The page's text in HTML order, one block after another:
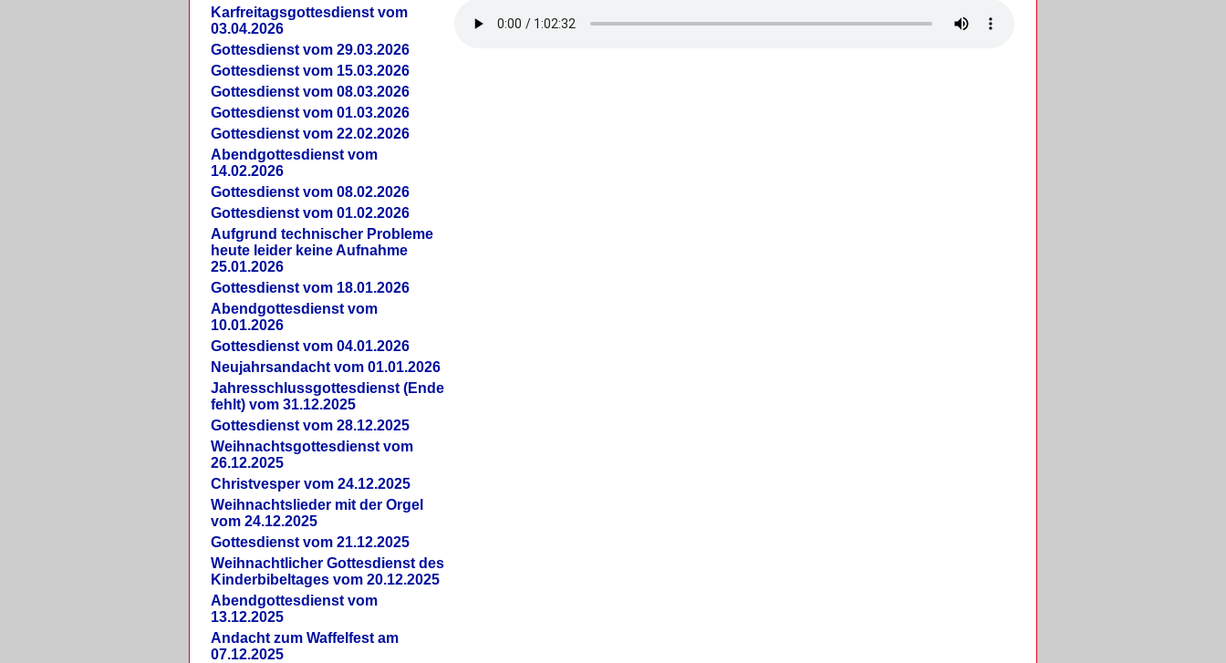
Karfreitagsgottesdienst vom
03.04.2026
Gottesdienst vom 29.03.2026
Gottesdienst vom 15.03.2026
Gottesdienst vom 08.03.2026
Gottesdienst vom 01.03.2026
Gottesdienst vom 22.02.2026
Abendgottesdienst vom
14.02.2026
Gottesdienst vom 08.02.2026
Gottesdienst vom 01.02.2026
Aufgrund technischer Probleme
heute leider keine Aufnahme
25.01.2026
Gottesdienst vom 18.01.2026
Abendgottesdienst vom
10.01.2026
Gottesdienst vom 04.01.2026
Neujahrsandacht vom 01.01.2026
Jahresschlussgottesdienst (Ende
fehlt) vom 31.12.2025
Gottesdienst vom 28.12.2025
Weihnachtsgottesdienst vom
26.12.2025
Christvesper vom 24.12.2025
Weihnachtslieder mit der Orgel
vom 24.12.2025
Gottesdienst vom 21.12.2025
Weihnachtlicher Gottesdienst des
Kinderbibeltages vom 20.12.2025
Abendgottesdienst vom
13.12.2025
Andacht zum Waffelfest am
07.12.2025